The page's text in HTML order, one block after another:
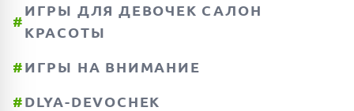
#
ИГРЫ ДЛЯ ДЕВОЧЕК САЛОН
КРАСОТЫ
#ИГРЫ НА ВНИМАНИЕ
#DLYA-DEVOCHEK